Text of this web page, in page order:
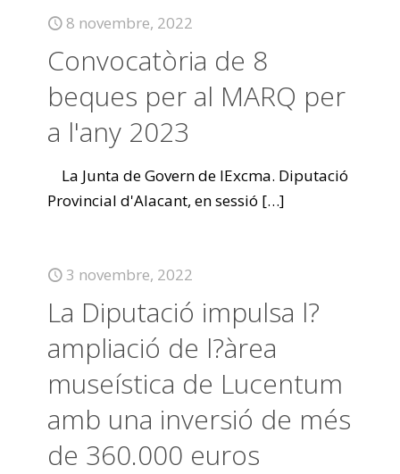
8 novembre, 2022
Convocatòria de 8
beques per al MARQ per
a l'any 2023
La Junta de Govern de lExcma. Diputació
Provincial d'Alacant, en sessió […]
3 novembre, 2022
La Diputació impulsa l?
ampliació de l?àrea
museística de Lucentum
amb una inversió de més
de 360.000 euros